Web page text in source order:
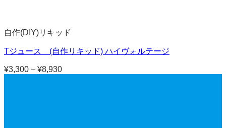
自作(DIY)リキッド
Tジュース (自作リキッド) ハイヴォルテージ
¥3,300 – ¥8,930価